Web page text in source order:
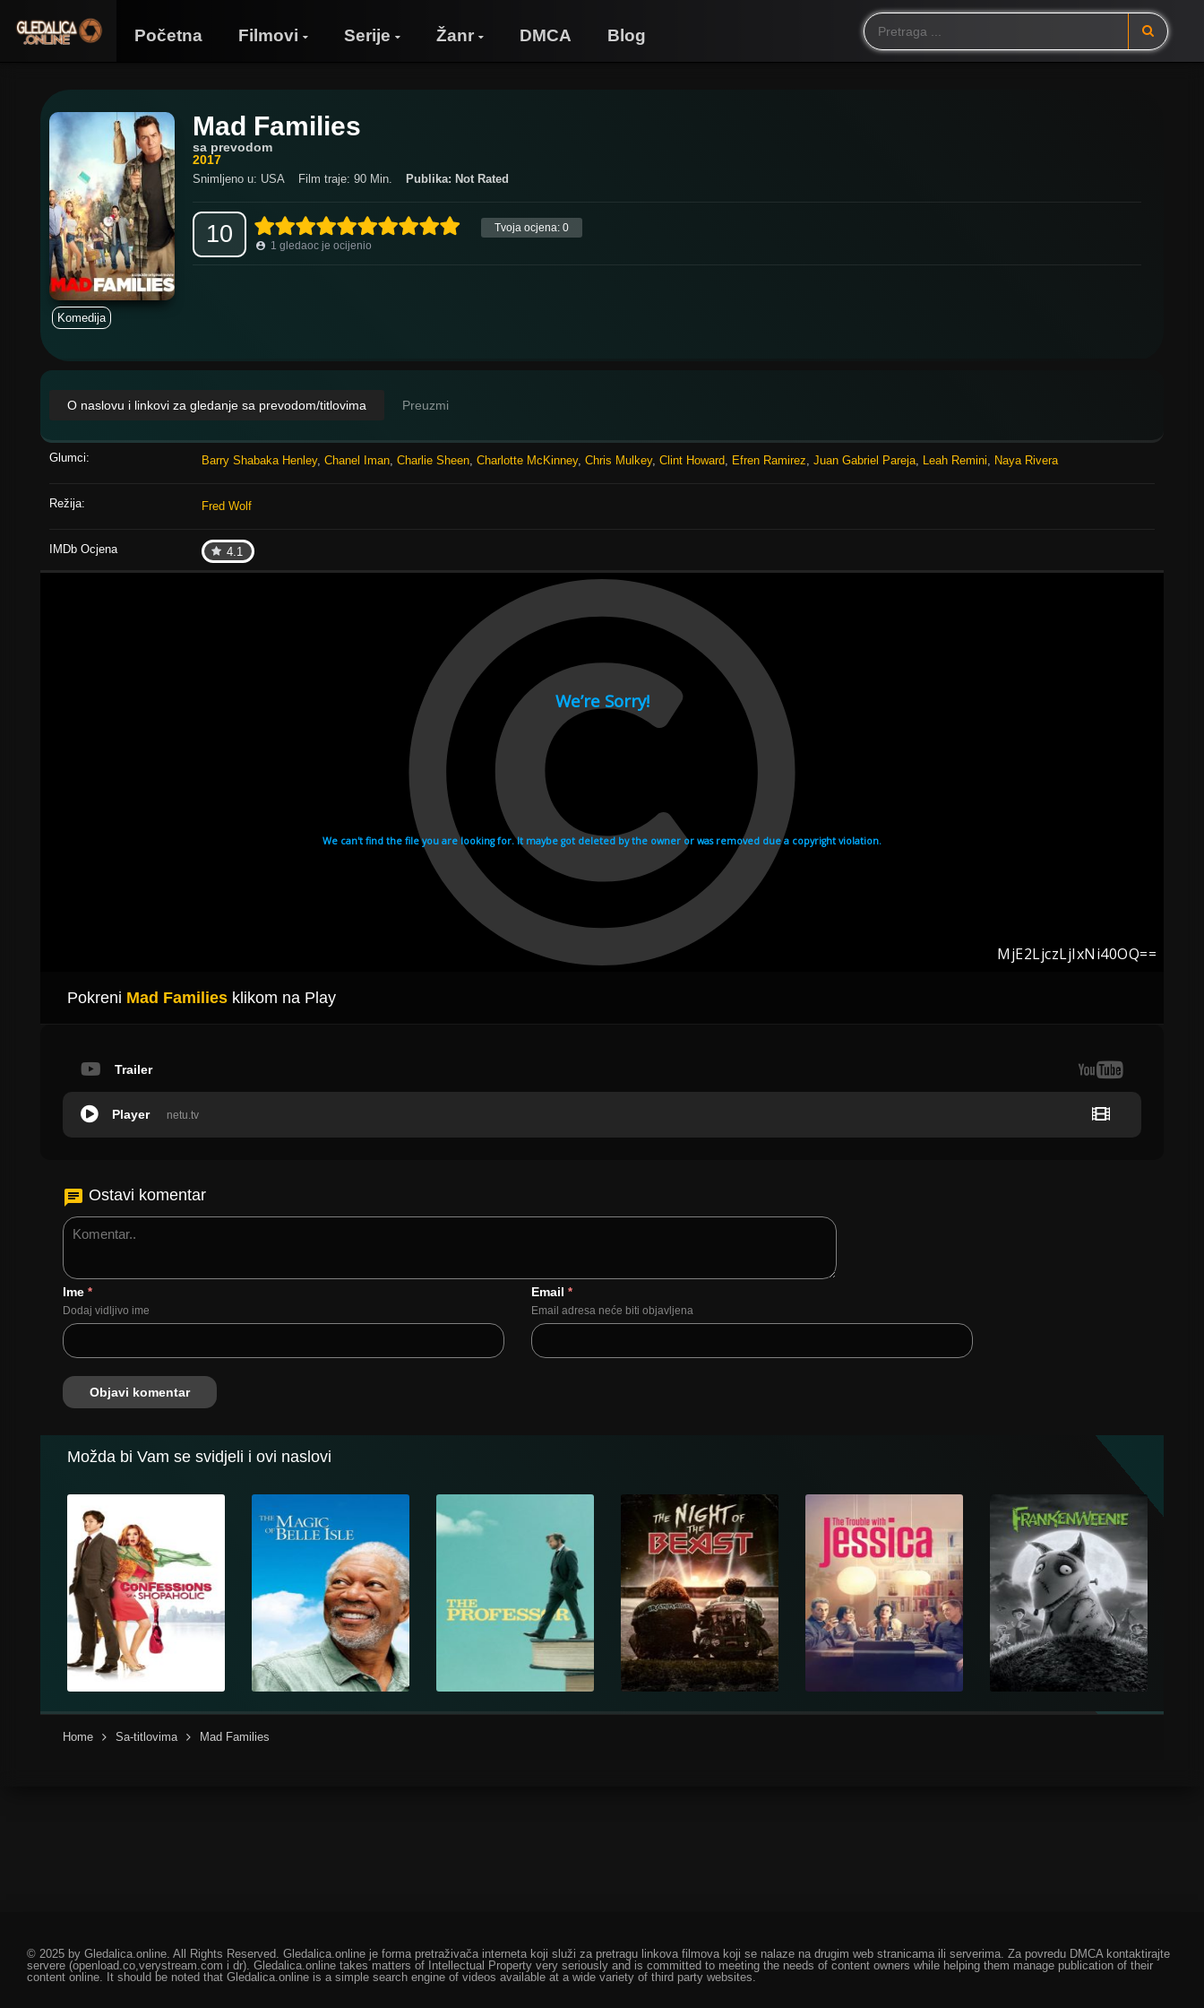
Početna Filmovi Serije Žanr DMCA Blog
Mad Families
sa prevodom
2017
Snimljeno u: USA Film traje: 90 Min. Publika: Not Rated
Tvoja ocjena: 0
10 1 gledaoc je ocijenio
Komedija
O naslovu i linkovi za gledanje sa prevodom/titlovima Preuzmi
Glumci: Barry Shabaka Henley, Chanel Iman, Charlie Sheen, Charlotte McKinney, Chris Mulkey, Clint Howard, Efren Ramirez, Juan Gabriel Pareja, Leah Remini, Naya Rivera
Režija: Fred Wolf
IMDb Ocjena 4.1
Pokreni Mad Families klikom na Play
Trailer
netu.tv
Player
Ostavi komentar
Ime *
Dodaj vidljivo ime
Email *
Email adresa neće biti objavljena
Možda bi Vam se svidjeli i ovi naslovi
Home Sa-titlovima Mad Families
© 2025 by Gledalica.online. All Rights Reserved. Gledalica.online je forma pretraživača interneta koji služi za pretragu linkova filmova koji se nalaze na drugim web stranicama ili serverima. Za povredu DMCA kontaktirajte
servere (openload.co,verystream.com i dr). Gledalica.online takes matters of Intellectual Property very seriously and is committed to meeting the needs of content owners while helping them manage publication of their
content online. It should be noted that Gledalica.online is a simple search engine of videos available at a wide variety of third party websites.